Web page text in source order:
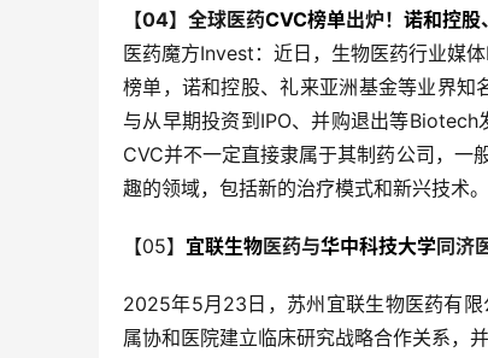
【04】全球医药CVC榜单出炉！ 诺和控股、
医药魔方Invest：近日，生物医药行业媒
榜单，诺和控股、礼来亚洲基金等业界
与从早期投资到IPO、并购退出等
CVC并不一定直接隶属于其制药公司，一
趣的领域，包括新的治疗模式和新兴技术。
【05】 宜联生物医药与华中科技大学同济
2025年5月23日，苏州宜联生物医药有
属协和医院建立临床研究战略合作关系，